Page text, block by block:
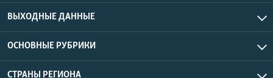
ВЫХОДНЫЕ ДАННЫЕ
ОСНОВНЫЕ РУБРИКИ
СТРАНЫ РЕГИОНА